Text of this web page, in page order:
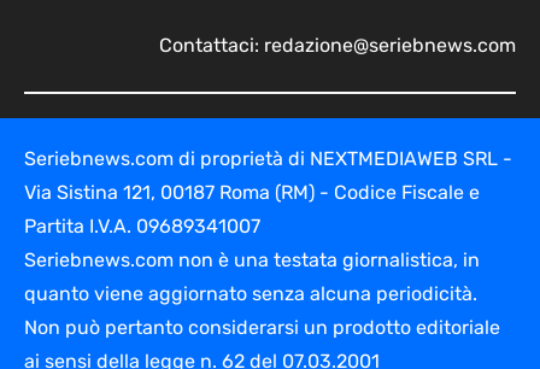
Contattaci: redazione@seriebnews.com
Seriebnews.com di proprietà di NEXTMEDIAWEB SRL -
Via Sistina 121, 00187 Roma (RM) - Codice Fiscale e
Partita I.V.A. 09689341007
Seriebnews.com non è una testata giornalistica, in
quanto viene aggiornato senza alcuna periodicità.
Non può pertanto considerarsi un prodotto editoriale
ai sensi della legge n. 62 del 07.03.2001